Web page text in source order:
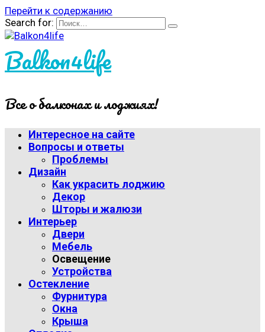
Перейти к содержанию
Search for:
Balkon4life
Все о балконах и лоджиях!
Интересное на сайте
Вопросы и ответы
Проблемы
Дизайн
Как украсить лоджию
Декор
Шторы и жалюзи
Интерьер
Двери
Мебель
Освещение
Устройства
Остекление
Фурнитура
Окна
Крыша